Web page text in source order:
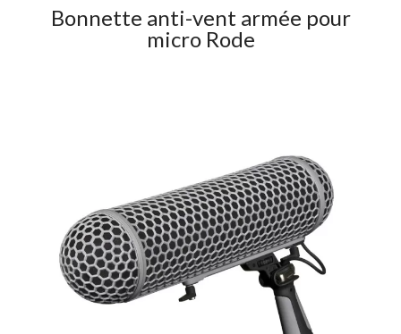
Bonnette anti-vent armée pour
micro Rode